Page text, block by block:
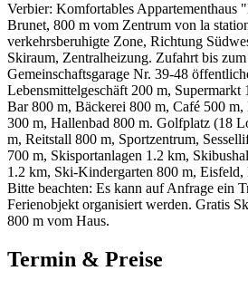
Verbier: Komfortables Appartementhaus
Brunet, 800 m vom Zentrum von la
verkehrsberuhigte Zone, Richtung
Skiraum, Zentralheizung. Zufahrt bis
Gemeinschaftsgarage Nr. 39-48
Lebensmittelgeschäft 200 m, Supermarkt
Bar 800 m, Bäckerei 800 m, Café 500
300 m, Hallenbad 800 m. Golfplatz (18
m, Reitstall 800 m, Sportzentrum,
700 m, Skisportanlagen 1.2 km,
1.2 km, Ski-Kindergarten 800 m,
Bitte beachten: Es kann auf Anfrage ein
Ferienobjekt organisiert werden. Gratis
800 m vom Haus.
Termin & Preise